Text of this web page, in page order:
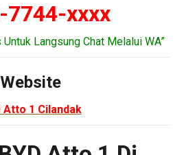
7744-xxxx
Untuk Langsung Chat Melalui WA”
Website
Atto 1 Cilandak